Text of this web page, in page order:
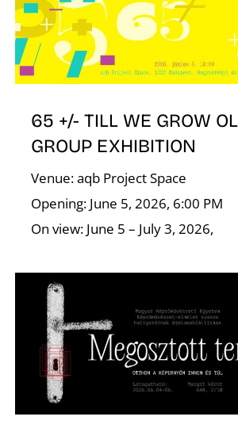
65 +/- TILL WE GROW
GROUP EXHIBITION
Venue: aqb Project Space
Opening: June 5, 2026, 6:00 PM
On view: June 5 – July 3, 2026,